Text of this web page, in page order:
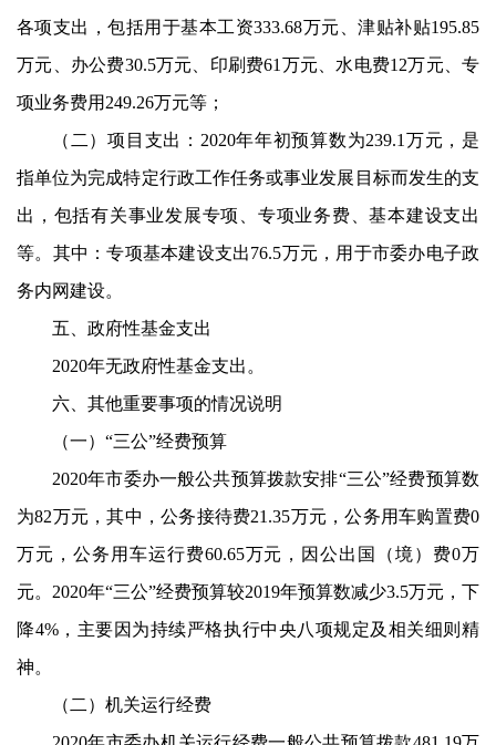
各项支出，包括用于基本工资333.68万元、津贴补贴195.85
万元、办公费30.5万元、印刷费61 万元、水电费12万元、专
项业务费用 249.26万元等；
（二）项目支出： 2020年年初预算数为239.1 万元，是
指单位为完成特定行政工作任务或事业发展目标而发生的支
出，包括有关事业发展专项、专项业务费、基本建设支出
等。其中：专项基本建设支出76.5万元，用于市委办电子政
务内网建设。
五、政府性基金支出
2020年无政府性基金支出。
六、其他重要事项的情况说明
（一）“三公”经费预算
2020年市委办一般公共预算拨款安排“三公”经费预算数
为82万元，其中，公务接待费21.35万元，公务用车购置费0
万元，公务用车运行费60.65万元，因公出国（境）费0万
元。 2020年“三公”经费预算较2019年预算数减少3.5万元，下
降4%，主要因为持续严格执行中央八项规定及相关细则精
神。
（二）机关运行经费